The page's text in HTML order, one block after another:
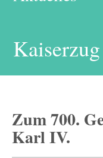
Kaiserzug
Zum 700.
Karl IV.